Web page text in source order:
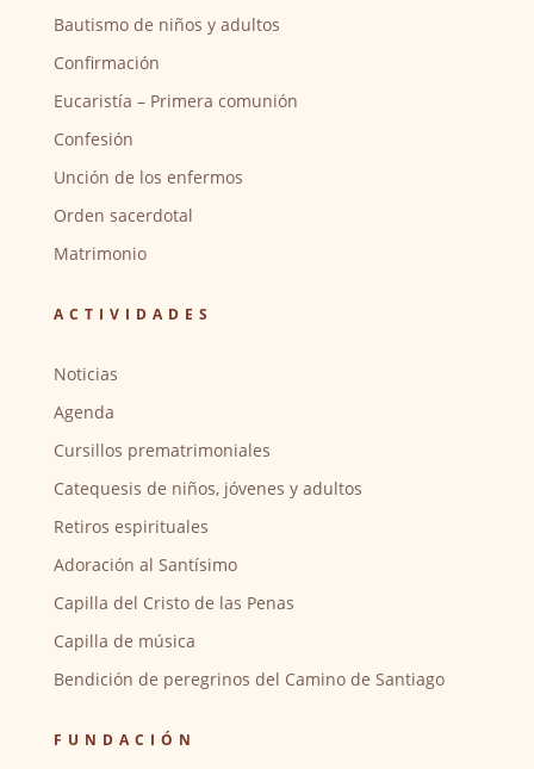
Bautismo de niños y adultos
Confirmación
Eucaristía – Primera comunión
Confesión
Unción de los enfermos
Orden sacerdotal
Matrimonio
ACTIVIDADES
Noticias
Agenda
Cursillos prematrimoniales
Catequesis de niños, jóvenes y adultos
Retiros espirituales
Adoración al Santísimo
Capilla del Cristo de las Penas
Capilla de música
Bendición de peregrinos del Camino de Santiago
FUNDACIÓN